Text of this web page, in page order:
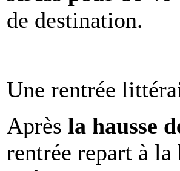
de destination.
Une rentrée
Après la hausse
rentrée repart à